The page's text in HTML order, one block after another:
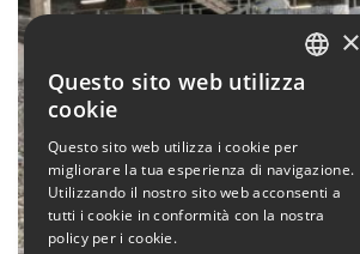
×
Questo sito web utilizza
cookie
Questo sito web utilizza i cookie per
migliorare la tua esperienza di navigazione.
Utilizzando il nostro sito web acconsenti a
tutti i cookie in conformità con la nostra
policy per i cookie.